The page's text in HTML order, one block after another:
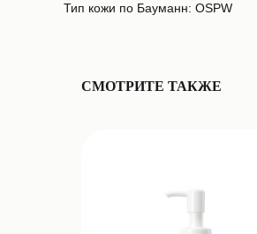
Тип кожи по Бауманн: OSPW
СМОТРИТЕ ТАКЖЕ